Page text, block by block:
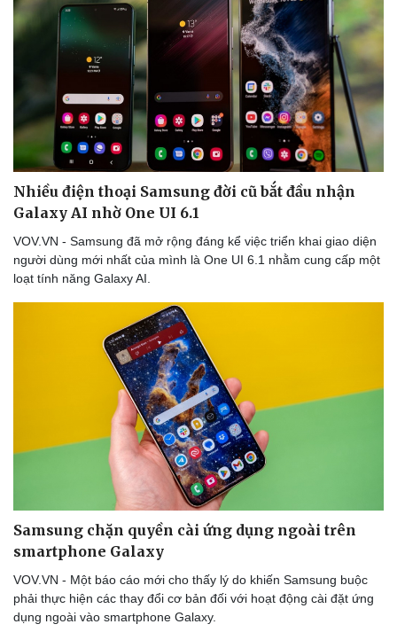
Nhiều điện thoại Samsung đời cũ bắt đầu nhận
Galaxy AI nhờ One UI 6.1
VOV.VN - Samsung đã mở rộng đáng kể việc triển khai giao diện
người dùng mới nhất của mình là One UI 6.1 nhằm cung cấp một
loạt tính năng Galaxy AI.
Samsung chặn quyền cài ứng dụng ngoài trên
smartphone Galaxy
VOV.VN - Một báo cáo mới cho thấy lý do khiến Samsung buộc
phải thực hiện các thay đổi cơ bản đối với hoạt động cài đặt ứng
dụng ngoài vào smartphone Galaxy.